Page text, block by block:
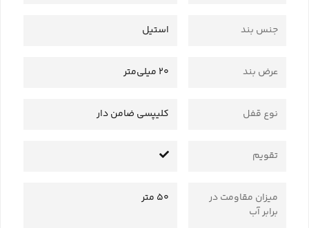
جنس بند استیل
عرض بند 20 میلی‌متر
نوع قفل کلیپسی ضامن دار
تقویم
میزان مقاومت در
برابر آب
50 متر